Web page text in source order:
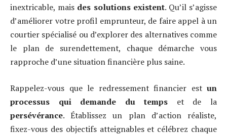
inextricable, mais des solutions existent. Qu’il s’agisse
d’améliorer votre profil emprunteur, de faire appel à un
courtier spécialisé ou d’explorer des alternatives comme
le plan de surendettement, chaque démarche vous
rapproche d’une situation financière plus saine.
Rappelez-vous que le redressement financier est un
processus qui demande du temps et de la
persévérance. Établissez un plan d’action réaliste,
fixez-vous des objectifs atteignables et célébrez chaque